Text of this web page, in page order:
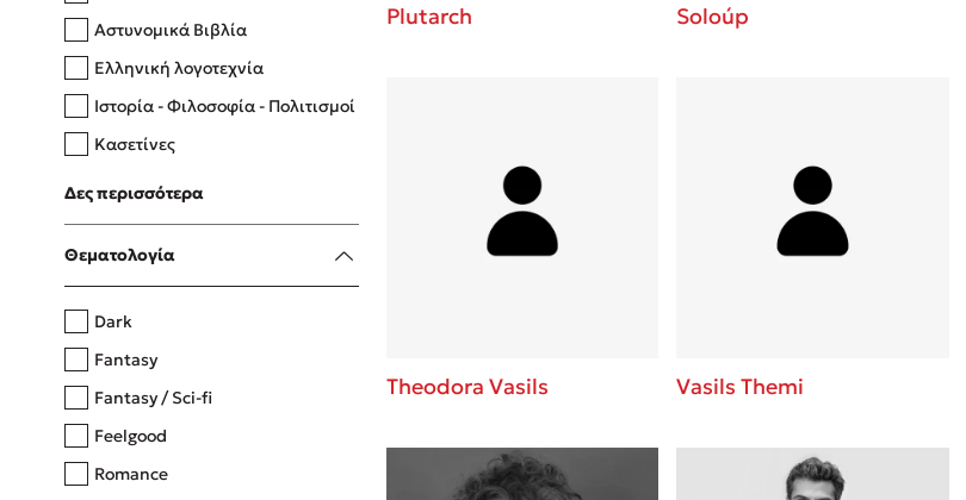
Δανάη Δεληγεώργη
Πάνω, κάτω, μπροστά, πίσω
Η μέθοδος Αφήστε τους
Αστυνομικά Βιβλία
Ελληνική λογοτεχνία
Ιστορία - Φιλοσοφία - Πολιτισμοί
Κασετίνες
Λευκώματα - Έγχρωμοι οδηγοί
Μαγειρική
Δες περισσότερα
Θεματολογία
Dark
Fantasy
Fantasy / Sci-fi
Feelgood
Romance
Plutarch Soloúp
Theodora Vasils Vasils Themi